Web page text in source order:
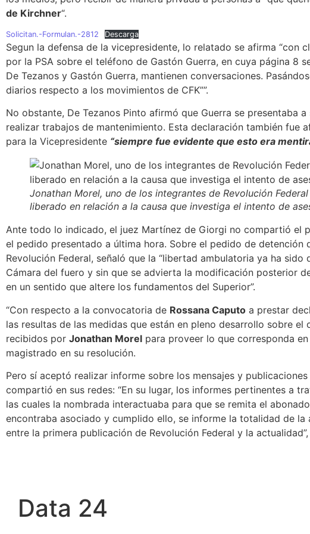
de Kirchner“.
Solicitan.-Formulan.-2812 Descarga
Segun la defensa de la vicepresidente, lo relatado se afirma “con
por la PSA sobre el teléfono de Gastón Guerra, en cuya página 8
De Tezanos y Gastón Guerra, mantienen conversaciones.
diarios respecto a los movimientos de CFK””.
No obstante, De Tezanos Pinto afirmó que Guerra se presentaba
realizar trabajos de mantenimiento. Esta declaración también fue
para la Vicepresidente “siempre fue evidente que esto era
Jonathan Morel, uno de los integrantes de Revolución
liberado en relación a la causa que investiga el intento de
Ante todo lo indicado, el juez Martínez de Giorgi no compartió el
el pedido presentado a última hora. Sobre el pedido de detención
Revolución Federal, señaló que la “libertad ambulatoria ya ha sido
Cámara del fuero y sin que se advierta la modificación posterior
en un sentido que altere los fundamentos del Superior”.
“Con respecto a la convocatoria de Rossana Caputo a prestar
las resultas de las medidas que están en pleno desarrollo sobre
recibidos por Jonathan Morel para proveer lo que corresponda
magistrado en su resolución.
Pero sí aceptó realizar informe sobre los mensajes y publicaciones
compartió en sus redes: “En su lugar, los informes pertinentes a
las cuales la nombrada interactuaba para que se remita el
encontraba asociado y cumplido ello, se informe la totalidad de la
entre la primera publicación de Revolución Federal y la
Data 24